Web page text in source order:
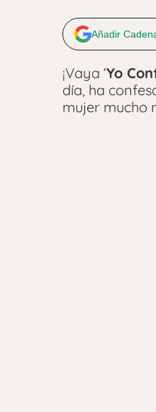
Añadir
¡Vaya ‘Yo
día, ha
mujer mucho